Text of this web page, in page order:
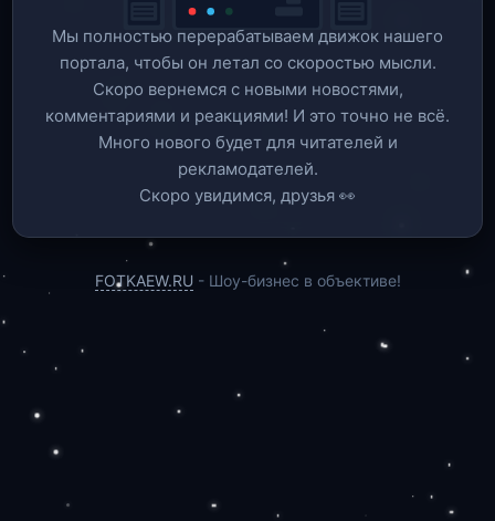
Мы полностью перерабатываем движок нашего
портала, чтобы он летал со скоростью мысли.
Скоро вернемся c новыми новостями,
комментариями и реакциями! И это точно не всё.
Много нового будет для читателей и
рекламодателей.
Скоро увидимся, друзья 👀
FOTKAEW.RU - Шоу-бизнес в объективе!